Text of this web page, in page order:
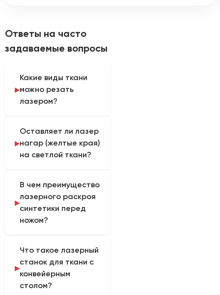
Ответы на часто
задаваемые вопросы
Какие виды ткани
можно резать
лазером?
большинство тканей:
фетр, хлопок, шелк,
джинсу, кевлар,
подходит для сложных
аппликаций, кроя
деталей нижнего белья,
сумок и парашютов.
Оставляет ли лазер
нагар (желтые края)
на светлой ткани?
(полиэстер) нагара не
остается — край
аккуратно
запаивается. При резке
слегка пожелтеть. Это
решается
максимальным
увеличением скорости
В чем преимущество
лазерного раскроя
синтетики перед
ножом?
— термообработка
кромки. Лазерный луч
слегка подплавляет
край синтетической
Что такое лазерный
станок для ткани с
конвейерным
столом?